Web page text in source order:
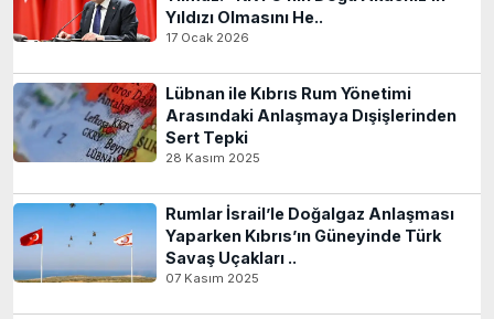
Yıldızı Olmasını He..
17 Ocak 2026
Lübnan ile Kıbrıs Rum Yönetimi
Arasındaki Anlaşmaya Dışişlerinden
Sert Tepki
28 Kasım 2025
Rumlar İsrail’le Doğalgaz Anlaşması
Yaparken Kıbrıs’ın Güneyinde Türk
Savaş Uçakları ..
07 Kasım 2025